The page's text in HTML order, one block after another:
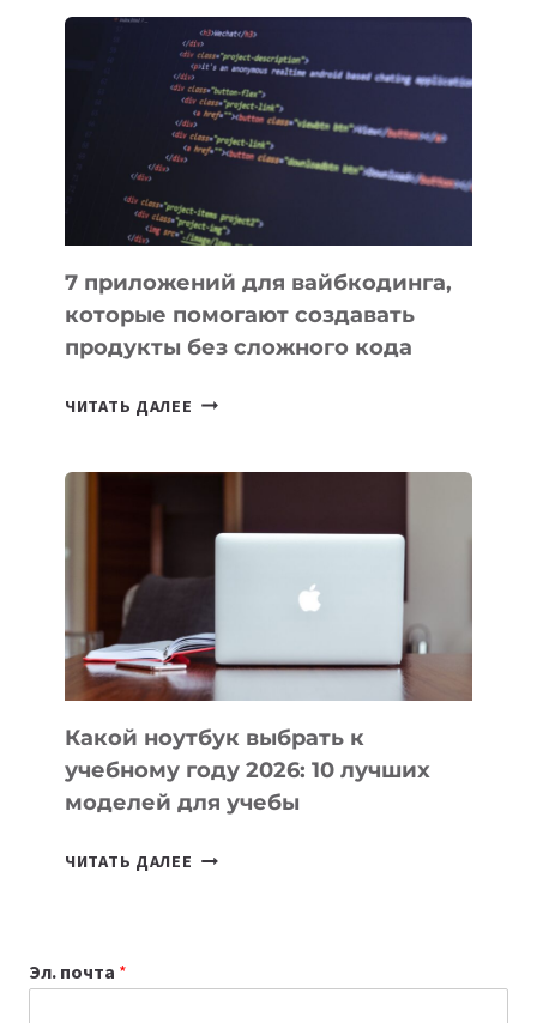
ПОЛЕЗНЫХ
ИНСТРУМЕНТОВ
ДЛЯ
РАБОТЫ
7 приложений для вайбкодинга,
которые помогают создавать
продукты без сложного кода
ЧИТАТЬ ДАЛЕЕ 7
ПОМОГАЮТ
СОЗДАВАТЬ
БЕЗ
СЛОЖНОГО
КОДА
Какой ноутбук выбрать к
учебному году 2026: 10 лучших
моделей для учебы
ЧИТАТЬ ДАЛЕЕ КАКОЙ
Эл. почта *